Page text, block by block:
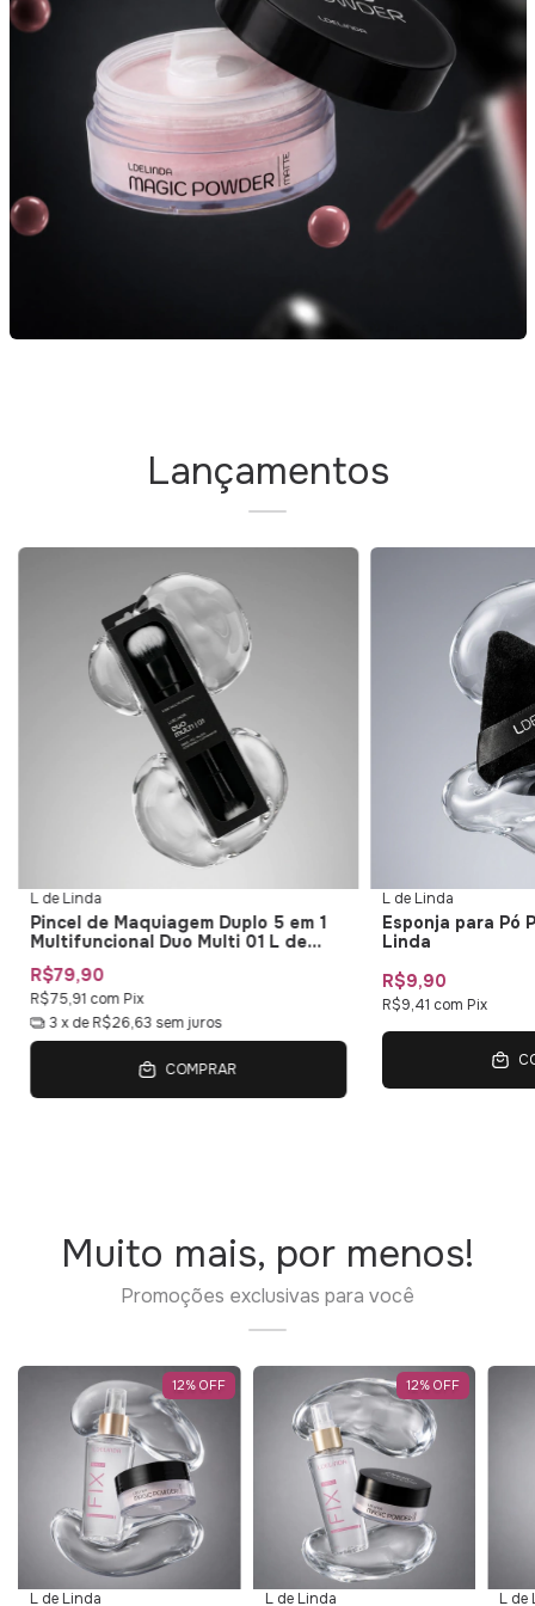
Lançamentos
L de Linda
Pincel de Maquiagem Duplo 5 em 1
Multifuncional Duo Multi 01 L de
Linda
R$79,90
R$75,91 com Pix
3x deR$26,63 sem juros
COMPRAR
L de Linda
Esponja para Pó
Linda
R$9,90
R$9,41 com Pix
Muito mais, por menos!
Promoções exclusivas para você
12% OFF
L de Linda
12%OFF
L de Linda L de